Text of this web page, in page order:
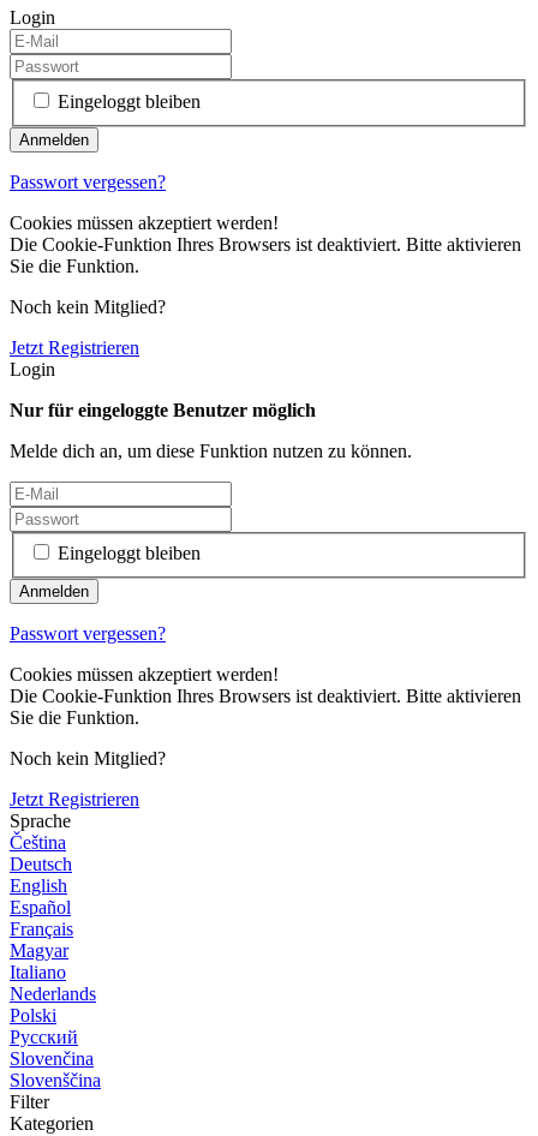
Login
Eingeloggt bleiben
Passwort vergessen?
Cookies müssen akzeptiert werden!
Die Cookie-Funktion Ihres Browsers ist deaktiviert. Bitte aktivieren
Sie die Funktion.
Noch kein Mitglied?
Jetzt Registrieren
Login
Nur für eingeloggte Benutzer möglich
Melde dich an, um diese Funktion nutzen zu können.
Eingeloggt bleiben
Passwort vergessen?
Cookies müssen akzeptiert werden!
Die Cookie-Funktion Ihres Browsers ist deaktiviert. Bitte aktivieren
Sie die Funktion.
Noch kein Mitglied?
Jetzt Registrieren
Sprache
Čeština
Deutsch
English
Español
Français
Magyar
Italiano
Nederlands
Polski
Русский
Slovenčina
Slovenščina
Filter
Kategorien